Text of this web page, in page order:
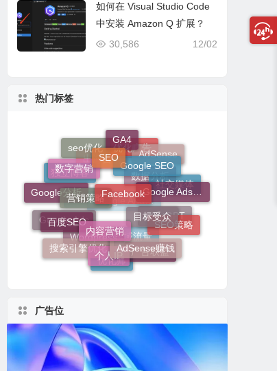
如何在 Visual Studio Code
中安装 Amazon Q 扩展？
12/02
30,586
热门标签
出海营销
优化广告
数据分析
Google Analytics
Google
独立博客
seo优化
GA4
AdSense
社交媒体
ChatGPT
私域流量
Wordpress
Google Ads
Google分析
数字营销
SEO
Google SEO
Google Adsense
SEO策略
广告联盟
优化师
搜索引擎优化
百度SEO
营销策略
Facebook
目标受众
AdSense赚钱
个人IP
内容营销
广告位